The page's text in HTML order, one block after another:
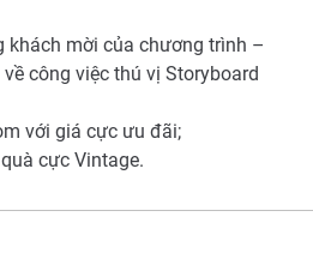
khách mời của chương trình –
công việc thú vị Storyboard
với giá cực ưu đãi;
cực Vintage.